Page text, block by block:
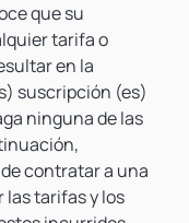
que su
tarifa o
en la
suscripción (es)
ninguna de las
contratar a una
las tarifas y los